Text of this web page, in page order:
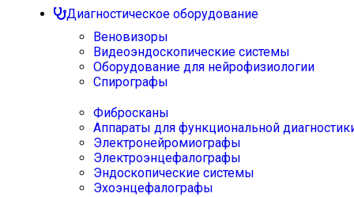
Диагностическое оборудование
Веновизоры
Видеоэндоскопические системы
Оборудование для нейрофизиологии
Спирографы
Фибросканы
Аппараты для функциональной
Электронейромиографы
Электроэнцефалографы
Эндоскопические системы
Эхоэнцефалографы